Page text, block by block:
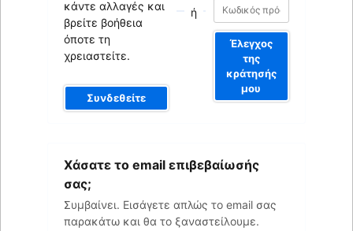
κάντε αλλαγές και
βρείτε βοήθεια
όποτε τη
χρειαστείτε.
Συνδεθείτε
ή
Έλεγχος
της
κράτησής
μου
Χάσατε το email επιβεβαίωσής
σας;
Συμβαίνει. Εισάγετε απλώς το email σας
παρακάτω και θα το ξαναστείλουμε.
email